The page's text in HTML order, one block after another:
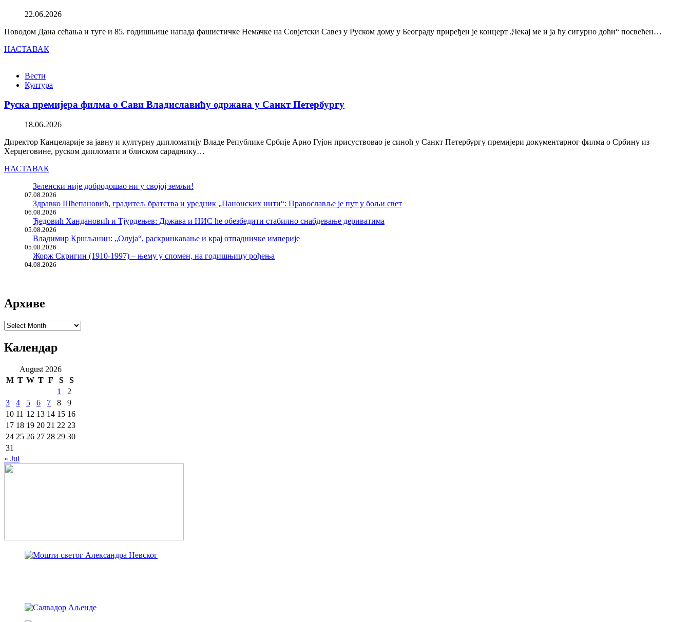
22.06.2026
Поводом Дана сећања и туге и 85. годишњице напада фашистичке Немачке на Совјетски Савез у Руском дому у Београду приређен је концерт „Чекај ме и ја ћу сигурно доћи“ посвећен…
НАСТАВАК
Вести
Култура
Руска премијера филма о Сави Владиславићу одржана у Санкт Петербургу
18.06.2026
Директор Канцеларије за јавну и културну дипломатију Владе Републике Србије Арно Гујон присуствовао је синоћ у Санкт Петербургу премијери документарног филма о Србину из
Херцеговине, руском дипломати и блиском сараднику…
НАСТАВАК
Зеленски није добродошао ни у својој земљи!
07.08.2026
Здравко Шћепановић, градитељ братства и уредник „Панонских нити“: Православље је пут у бољи свет
06.08.2026
Ђедовић Хандановић и Тјурдењев: Држава и НИС ће обезбедити стабилно снабдевање дериватима
05.08.2026
Владимир Кршљанин: „Олуја“, раскринкавање и крај отпадничке империје
05.08.2026
Жорж Скригин (1910-1997) – њему у спомен, на годишњицу рођења
04.08.2026
Архиве
Архиве
Календар
August 2026
M T W T F S
S
1
2
3
4 5 6 7 8
9
10 11 12 13 14 15 16
17 18 19 20 21 22 23
24 25 26 27 28 29 30
31
« Jul